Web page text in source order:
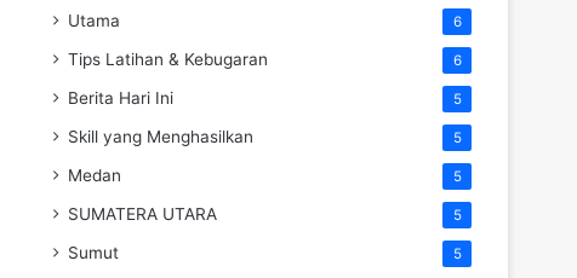
Utama 6
Tips Latihan & Kebugaran 6
Berita Hari Ini 5
Skill yang Menghasilkan 5
Medan 5
SUMATERA UTARA 5
Sumut 5